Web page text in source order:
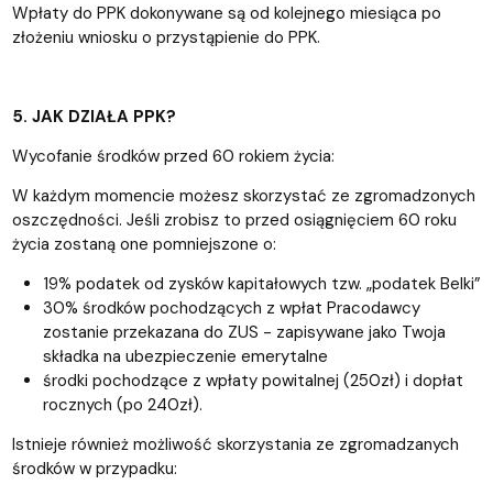
Wpłaty do PPK dokonywane są od kolejnego miesiąca po
złożeniu wniosku o przystąpienie do PPK.
5. JAK DZIAŁA PPK?
Wycofanie środków przed 60 rokiem życia:
W każdym momencie możesz skorzystać ze zgromadzonych
oszczędności. Jeśli zrobisz to przed osiągnięciem 60 roku
życia zostaną one pomniejszone o:
19% podatek od zysków kapitałowych tzw. „podatek Belki”
30% środków pochodzących z wpłat Pracodawcy
zostanie przekazana do ZUS - zapisywane jako Twoja
składka na ubezpieczenie emerytalne
środki pochodzące z wpłaty powitalnej (250zł) i dopłat
rocznych (po 240zł).
Istnieje również możliwość skorzystania ze zgromadzanych
środków w przypadku: